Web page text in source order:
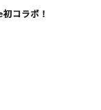
コラボ！